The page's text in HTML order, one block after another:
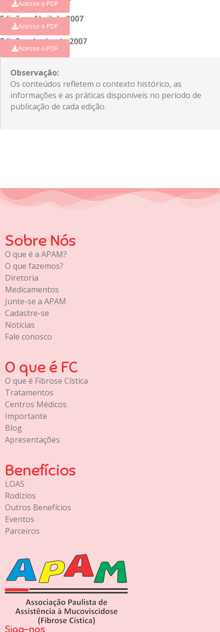
Acesse o PDF
Edição – Abril de 2007
Acesse o PDF
Edição – Junho de 2007
Acesse o PDF
Observação:
Os conteúdos refletem o contexto histórico, as
informações e as práticas disponíveis no período de
publicação de cada edição.
Sobre Nós
O que é a APAM?
O que fazemos?
Diretoria
Medicamentos
Junte-se a APAM
Cadastre-se
Notícias
Fale conosco
O que é FC
O que é Fibrose Cística
Tratamentos
Centros Médicos
Importante
Blog
Apresentações
Benefícios
LOAS
Rodízios
Outros Benefícios
Eventos
Parceiros
Siga-nos